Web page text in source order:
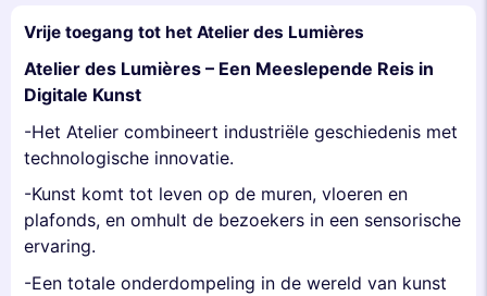
Vrije toegang tot het Atelier des Lumières
Atelier des Lumières – Een Meeslepende Reis in
Digitale Kunst
-Het Atelier combineert industriële geschiedenis met
technologische innovatie.
-Kunst komt tot leven op de muren, vloeren en
plafonds, en omhult de bezoekers in een sensorische
ervaring.
-Een totale onderdompeling in de wereld van kunst